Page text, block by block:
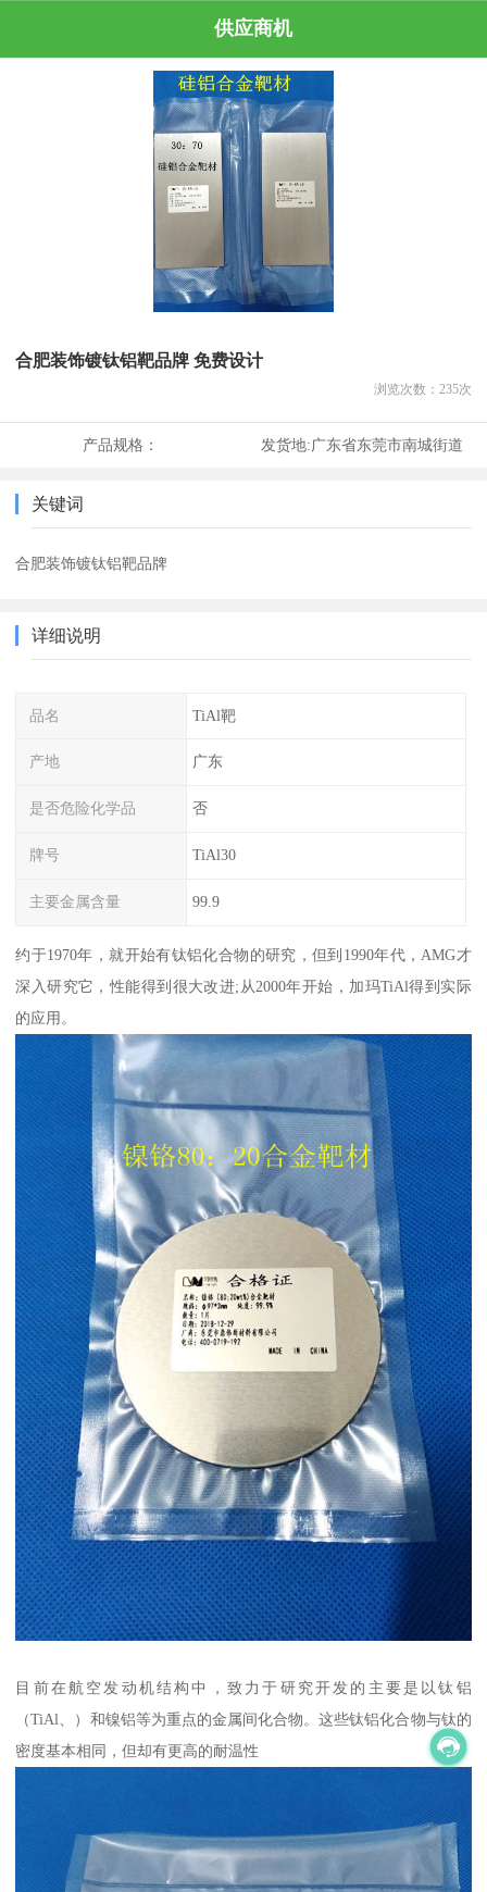
供应商机
合肥装饰镀钛铝靶品牌 免费设计
浏览次数： 235次
产品规格： 发货地:广东省东莞市南城街道
关键词
合肥装饰镀钛铝靶品牌
详细说明
品名 TiAl靶
产地 广东
是否危险化学品 否
牌号 TiAl30
主要金属含量 99.9
约于1970年，就开始有钛铝化合物的研究，但到1990年代，AMG才
深入研究它，性能得到很大改进;从2000年开始，加玛TiAl得到实际
的应用。
目前在航空发动机结构中，致力于研究开发的主要是以钛铝
（TiAl、）和镍铝等为重点的金属间化合物。这些钛铝化合物与钛的
密度基本相同，但却有更高的耐温性